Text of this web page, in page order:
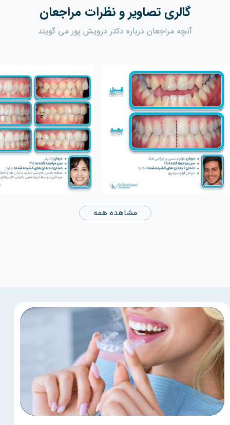
گالری تصاویر و نظرات مراجعان
آنچه مراجعان درباره دکتر درویش پور می گویند
مشاهده همه